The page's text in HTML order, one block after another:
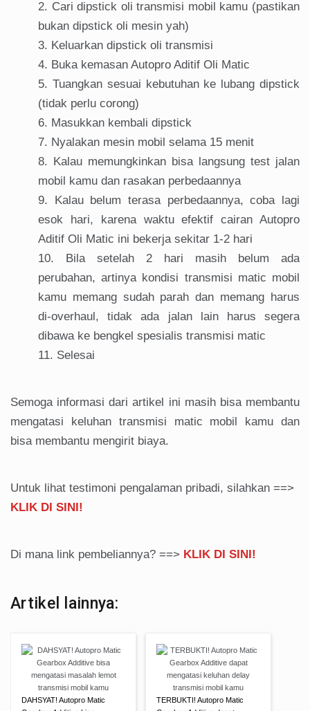
Cari dipstick oli transmisi mobil kamu (pastikan
bukan dipstick oli mesin yah)
Keluarkan dipstick oli transmisi
Buka kemasan Autopro Aditif Oli Matic
Tuangkan sesuai kebutuhan ke lubang dipstick
(tidak perlu corong)
Masukkan kembali dipstick
Nyalakan mesin mobil selama 15 menit
Kalau memungkinkan bisa langsung test jalan
mobil kamu dan rasakan perbedaannya
Kalau belum terasa perbedaannya, coba lagi
esok hari, karena waktu efektif cairan Autopro
Aditif Oli Matic ini bekerja sekitar 1-2 hari
Bila setelah 2 hari masih belum ada
perubahan, artinya kondisi transmisi matic mobil
kamu memang sudah parah dan memang harus
di-overhaul, tidak ada jalan lain harus segera
dibawa ke bengkel spesialis transmisi matic
Selesai
Semoga informasi dari artikel ini masih bisa membantu
mengatasi keluhan transmisi matic mobil kamu dan
bisa membantu mengirit biaya.
Untuk lihat testimoni pengalaman pribadi, silahkan ==>
KLIK DI SINI!
Di mana link pembeliannya? ==> KLIK DI SINI!
Artikel lainnya:
DAHSYAT! Autopro Matic
TERBUKTI! Autopro Matic